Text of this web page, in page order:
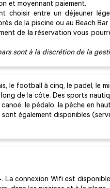
et moyennant paiement.
choisir entre un déjeuner
de la piscine ou au Beach Bar
de la réservation vous
sont à la discrétion de la
le football à cinq, le padel, le
de la côte. Des sports
le pédalo, la pêche en
également disponibles
La connexion Wifi est